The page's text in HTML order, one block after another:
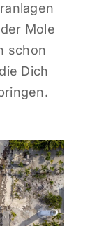
Mole
schon
Dich